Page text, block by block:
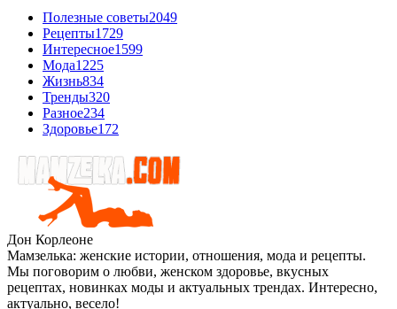
Полезные советы2049
Рецепты1729
Интересное1599
Мода1225
Жизнь834
Тренды320
Разное234
Здоровье172
Дон Корлеоне
Мамзелька: женские истории, отношения, мода и рецепты.
Мы поговорим о любви, женском здоровье, вкусных
рецептах, новинках моды и актуальных трендах. Интересно,
актуально, весело!